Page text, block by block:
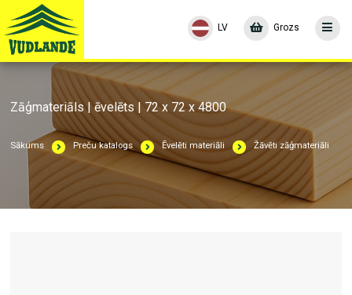
Grozs
LV
Zāģmateriāls | ēvelēts | 72 x 72 x 4800
Sākums Preču katalogs Ēvelēti materiāli Žāvēti zāģmateriāli